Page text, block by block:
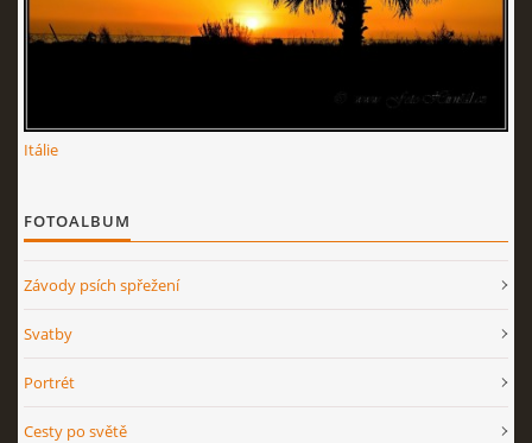
Itálie
FOTOALBUM
Závody psích spřežení
Svatby
Portrét
Cesty po světě